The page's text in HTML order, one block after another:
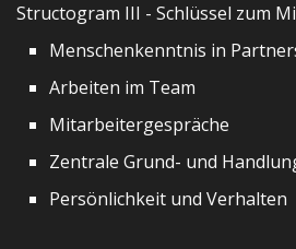
Structogram III - Schlüssel zum
Menschenkenntnis in
Arbeiten im Team
Mitarbeitergespräche
Zentrale Grund- und
Persönlichkeit und Verhalten